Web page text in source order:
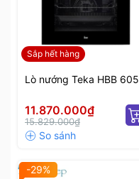
Sắp hết hàng
Lò nướng Teka HBB 605
11.870.000₫
15.829.000₫
-29%